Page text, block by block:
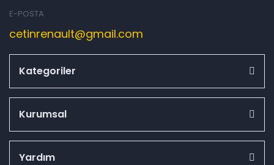
E-POSTA
cetinrenault@gmail.com
Kategoriler
Kurumsal
Yardım